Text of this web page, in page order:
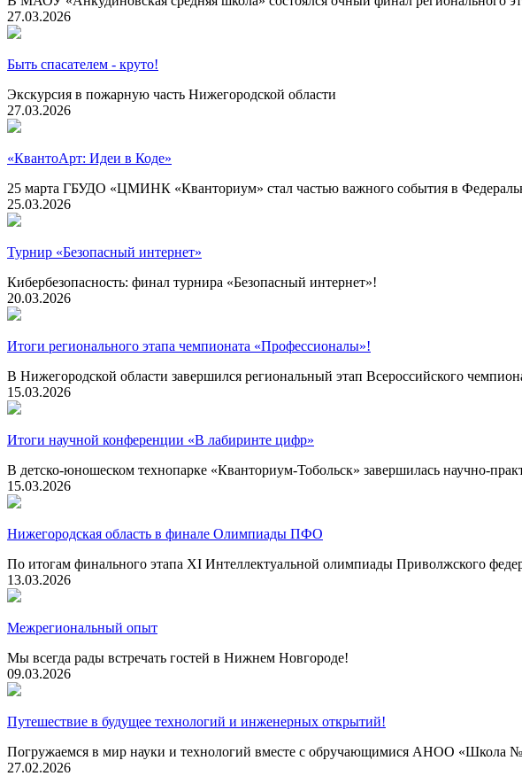
27.03.2026
Быть спасателем - круто!
Экскурсия в пожарную часть Нижегородской области
27.03.2026
«КвантоАрт: Идеи в Коде»
25 марта ГБУДО «ЦМИНК «Кванториум» стал частью важного события в
25.03.2026
Турнир «Безопасный интернет»
Кибербезопасность: финал турнира «Безопасный интернет»!
20.03.2026
Итоги регионального этапа чемпионата «Профессионалы»!
В Нижегородской области завершился региональный этап Всероссийского
15.03.2026
Итоги научной конференции «В лабиринте цифр»
В детско-юношеском технопарке «Кванториум-Тобольск» завершилась научно-
15.03.2026
Нижегородская область в финале Олимпиады ПФО
По итогам финального этапа XI Интеллектуальной олимпиады Приволжского
13.03.2026
Межрегиональный опыт
Мы всегда рады встречать гостей в Нижнем Новгороде!
09.03.2026
Путешествие в будущее технологий и инженерных открытий!
Погружаемся в мир науки и технологий вместе с обручающимися АНОО «Школа
27.02.2026